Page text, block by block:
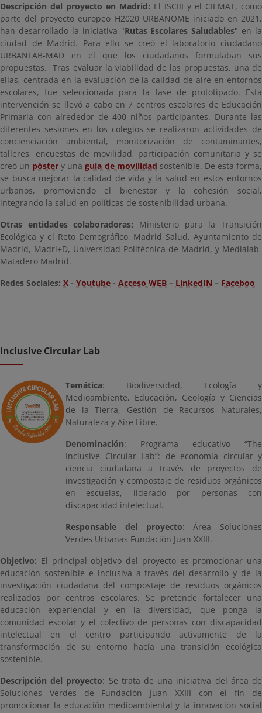
Descripción del proyecto en Madrid: El ISCIII y el CIEMAT, como
parte del proyecto europeo H2020 URBANOME iniciado en 2021,
han desarrollado la iniciativa "Rutas Escolares Saludables" en la
ciudad de Madrid. Para ello se creó el laboratorio ciudadano
URBANLAB-MAD en el que los ciudadanos formulaban sus
propuestas. Tras evaluar la viabilidad de las propuestas, una de
ellas, centrada en la evaluación de la calidad de aire en entornos
escolares, fue seleccionada para la fase de prototipado. Esta
intervención se llevó a cabo en 7 centros escolares de Educación
Primaria con alrededor de 400 niños participantes. Durante las
diferentes sesiones en los colegios se realizaron actividades de
concienciación ambiental, monitorización de contaminantes,
talleres, encuestas de movilidad, participación comunitaria y se
creó un póster y unaguía de movilidad sostenible. De esta forma,
se busca mejorar la calidad de vida y la salud en estos entornos
urbanos, promoviendo el bienestar y la cohesión social,
integrando la salud en políticas de sostenibilidad urbana.
Otras entidades colaboradoras: Ministerio para la Transición
Ecológica y el Reto Demográfico, Madrid Salud, Ayuntamiento de
Madrid, Madri+D, Universidad Politécnica de Madrid, y Medialab-
Matadero Madrid.
Redes Sociales: X - Youtube - Acceso WEB – LinkedIN – Faceboo
Inclusive Circular Lab
Temática: Biodiversidad, Ecología y
Medioambiente, Educación, Geología y Ciencias
de la Tierra, Gestión de Recursos Naturales,
Naturaleza y Aire Libre.
Denominación: Programa educativo “The
Inclusive Circular Lab”: de economía circular y
ciencia ciudadana a través de proyectos de
investigación y compostaje de residuos orgánicos
en escuelas, liderado por personas con
discapacidad intelectual.
Responsable del proyecto: Área Soluciones
Verdes Urbanas Fundación Juan XXIII.
Objetivo: El principal objetivo del proyecto es promocionar una
educación sostenible e inclusiva a través del desarrollo y de la
investigación ciudadana del compostaje de residuos orgánicos
realizados por centros escolares. Se pretende fortalecer una
educación experiencial y en la diversidad, que ponga la
comunidad escolar y el colectivo de personas con discapacidad
intelectual en el centro participando activamente de la
transformación de su entorno hacía una transición ecológica
sostenible.
Descripción del proyecto: Se trata de una iniciativa del área de
Soluciones Verdes de Fundación Juan XXIII con el fin de
promocionar la educación medioambiental y la innovación social